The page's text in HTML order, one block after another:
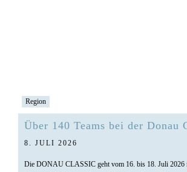
Region
Über 140 Teams bei der Donau
8. JULI 2026
Die DONAU CLASSIC geht vom 16. bis 18. Juli 2026